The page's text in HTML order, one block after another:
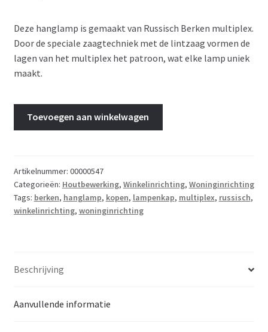
Deze hanglamp is gemaakt van Russisch Berken multiplex.
Door de speciale zaagtechniek met de lintzaag vormen de
lagen van het multiplex het patroon, wat elke lamp uniek
maakt.
Berken
multiplex
aantal
Toevoegen aan winkelwagen
Artikelnummer: 00000547
Categorieën: Houtbewerking, Winkelinrichting, Woninginrichting
Tags: berken, hanglamp, kopen, lampenkap, multiplex, russisch,
winkelinrichting, woninginrichting
Beschrijving
Aanvullende informatie